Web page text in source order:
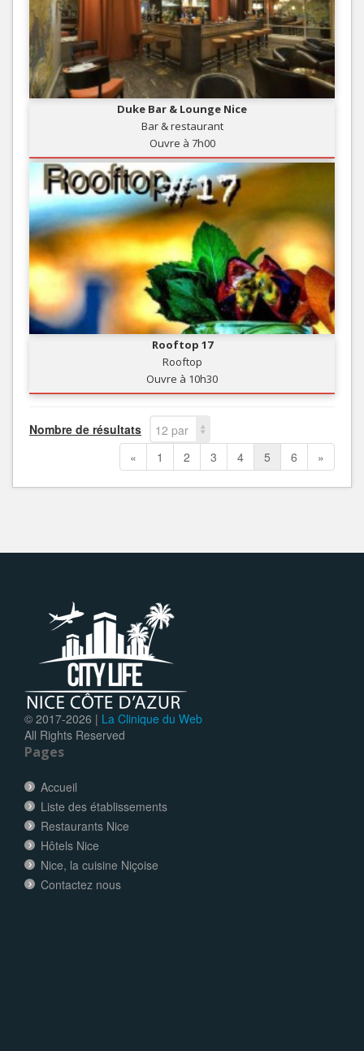
Duke Bar & Lounge Nice
Bar & restaurant
Ouvre à 7h00
Rooftop 17
Rooftop
Ouvre à 10h30
Nombre de résultats
12 par
page
« 1 2 3 4 5 6 »
© 2017-2026 | La Clinique du Web
All Rights Reserved
Pages
Accueil
Liste des établissements
Restaurants Nice
Hôtels Nice
Nice, la cuisine Niçoise
Contactez nous